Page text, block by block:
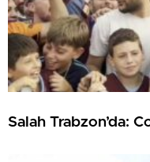
Salah Trabzon’da: